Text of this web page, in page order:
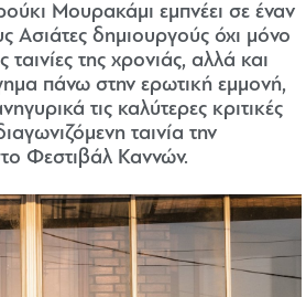
Μουρακάμι εμπνέει σε έναν
Ασιάτες δημιουργούς όχι μόνο
ταινίες της χρονιάς, αλλά και
πάνω στην ερωτική εμμονή,
τις καλύτερες κριτικές
ταινία την
Φεστιβάλ Καννών.